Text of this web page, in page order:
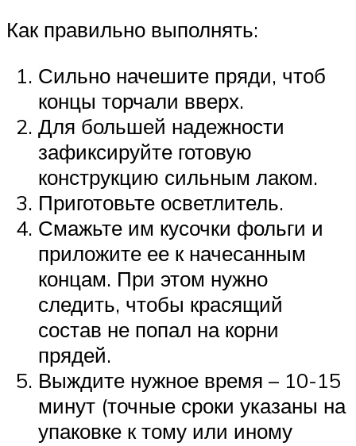
Как правильно выполнять:
Сильно начешите пряди, чтоб
концы торчали вверх.
Для большей надежности
зафиксируйте готовую
конструкцию сильным лаком.
Приготовьте осветлитель.
Смажьте им кусочки фольги и
приложите ее к начесанным
концам. При этом нужно
следить, чтобы красящий
состав не попал на корни
прядей.
Выждите нужное время – 10-15
минут (точные сроки указаны на
упаковке к тому или иному